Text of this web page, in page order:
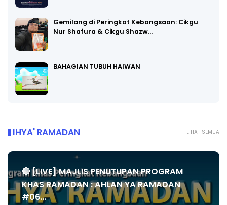
Gemilang di Peringkat Kebangsaan: Cikgu
Nur Shafura & Cikgu Shazw…
BAHAGIAN TUBUH HAIWAN
LIHAT SEMUA
IHYA' RAMADAN
🔴 [LIVE] MAJLIS PENUTUPAN PROGRAM
KHAS RAMADAN : AHLAN YA RAMADAN
#06...